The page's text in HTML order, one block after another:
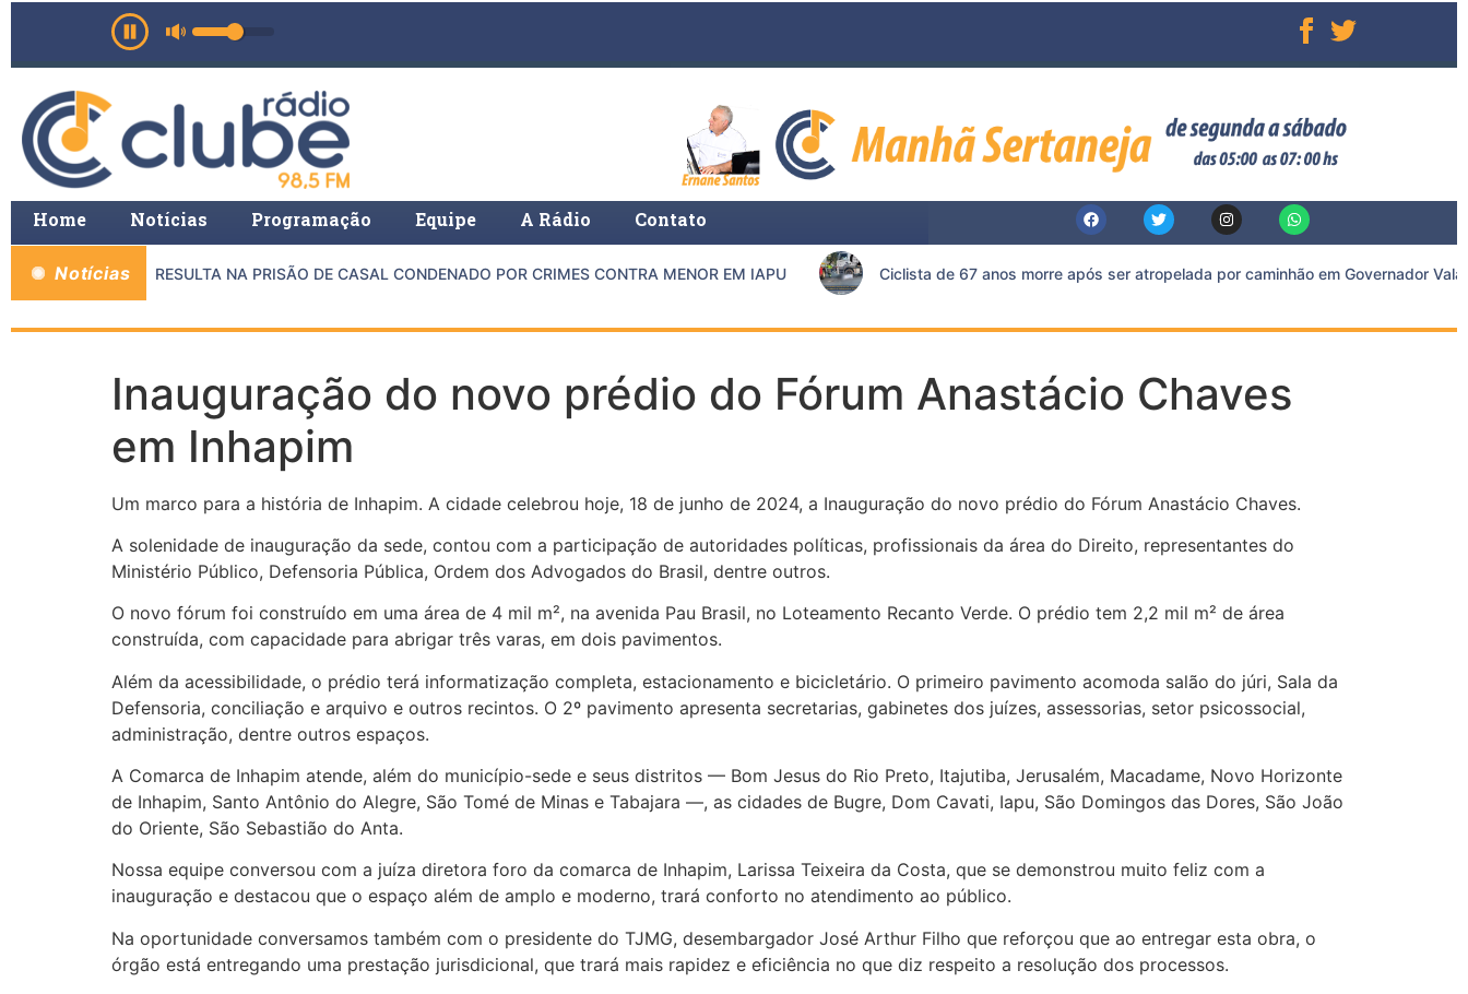
Home Notícias Programação Equipe A Rádio Contato
Notícias
MP E PMMG RESULTA NA PRISÃO DE CASAL CONDENADO POR CRIMES CONTRA MENOR EM IAPU Ciclista de 67 anos morre após ser atropelada por caminhão em Governador
Inauguração do novo prédio do Fórum Anastácio Chaves
em Inhapim
Um marco para a história de Inhapim. A cidade celebrou hoje, 18 de junho de 2024, a Inauguração do novo prédio do Fórum Anastácio Chaves.
A solenidade de inauguração da sede, contou com a participação de autoridades políticas, profissionais da área do Direito, representantes do
Ministério Público, Defensoria Pública, Ordem dos Advogados do Brasil, dentre outros.
O novo fórum foi construído em uma área de 4 mil m², na avenida Pau Brasil, no Loteamento Recanto Verde. O prédio tem 2,2 mil m² de área
construída, com capacidade para abrigar três varas, em dois pavimentos.
Além da acessibilidade, o prédio terá informatização completa, estacionamento e bicicletário. O primeiro pavimento acomoda salão do júri, Sala da
Defensoria, conciliação e arquivo e outros recintos. O 2º pavimento apresenta secretarias, gabinetes dos juízes, assessorias, setor psicossocial,
administração, dentre outros espaços.
A Comarca de Inhapim atende, além do município-sede e seus distritos — Bom Jesus do Rio Preto, Itajutiba, Jerusalém, Macadame, Novo Horizonte
de Inhapim, Santo Antônio do Alegre, São Tomé de Minas e Tabajara —, as cidades de Bugre, Dom Cavati, Iapu, São Domingos das Dores, São João
do Oriente, São Sebastião do Anta.
Nossa equipe conversou com a juíza diretora foro da comarca de Inhapim, Larissa Teixeira da Costa, que se demonstrou muito feliz com a
inauguração e destacou que o espaço além de amplo e moderno, trará conforto no atendimento ao público.
Na oportunidade conversamos também com o presidente do TJMG, desembargador José Arthur Filho que reforçou que ao entregar esta obra, o
órgão está entregando uma prestação jurisdicional, que trará mais rapidez e eficiência no que diz respeito a resolução dos processos.